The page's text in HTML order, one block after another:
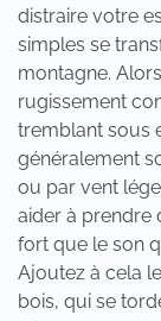
distraire votre
simples se
montagne.
rugissement
tremblant sous
généralement
ou par vent
aider à prendre
fort que le son
Ajoutez à cela
bois, qui se